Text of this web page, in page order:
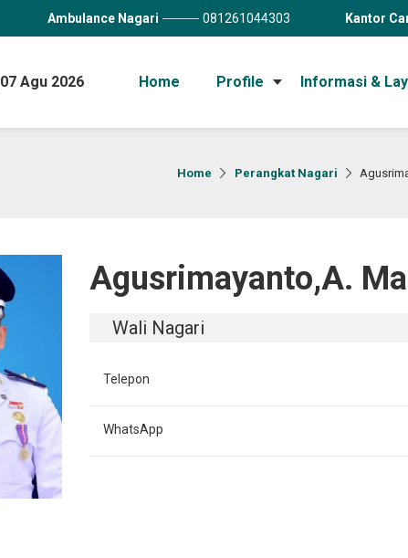
Ambulance Nagari 081261044303 Kantor
07 Agu 2026 Home Profile Informasi &
Home Perangkat Nagari
Agusrimayanto,A.
Wali Nagari
Telepon
WhatsApp